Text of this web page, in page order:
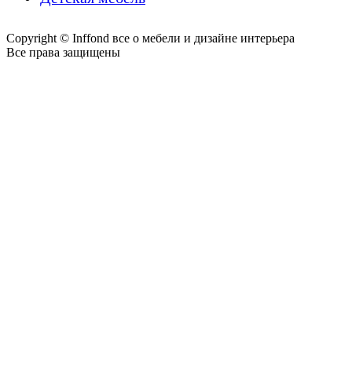
Copyright © Inffond все о мебели и дизайне интерьера
Все права защищены